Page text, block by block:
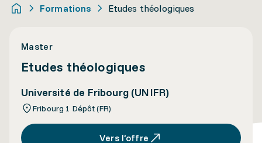
Formations Etudes théologiques
Master
Etudes théologiques
Université de Fribourg (UNIFR)
Fribourg 1 Dépôt (FR)
Vers l’offre